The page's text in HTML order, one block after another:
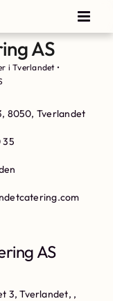
AS
i Tverlandet•
8050, Tverlandet
35
AS
3, Tverlandet, ,